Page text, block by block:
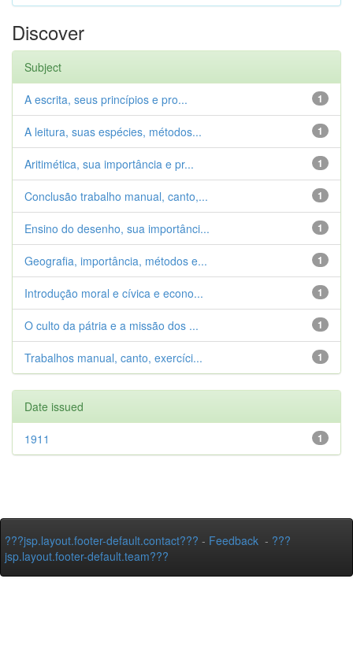
Discover
Subject
1
A escrita, seus princípios e pro...
1
A leitura, suas espécies, métodos...
1
Aritimética, sua importância e pr...
1
Conclusão trabalho manual, canto,...
1
Ensino do desenho, sua importânci...
1
Geografia, importância, métodos e...
1
Introdução moral e cívica e econo...
1
O culto da pátria e a missão dos ...
1
Trabalhos manual, canto, exercíci...
Date issued
1
1911
???jsp.layout.footer-default.contact??? - Feedback - ???
jsp.layout.footer-default.team???